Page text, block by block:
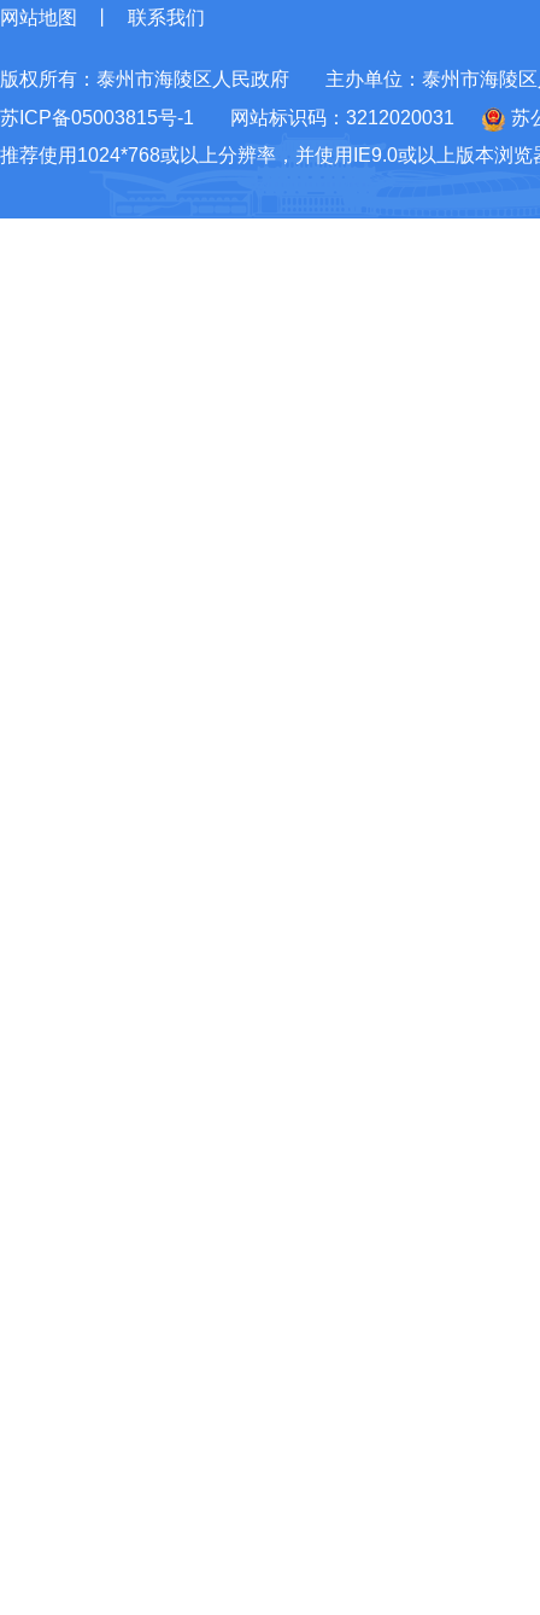
网站地图 联系我们
版权所有：泰州市海陵区人民政府
主办单位：泰州市海陵
苏ICP备05003815号-1
网站标识码：3212020031
苏
推荐使用1024*768或以上分辨率，并使用IE9.0或以上版本浏览